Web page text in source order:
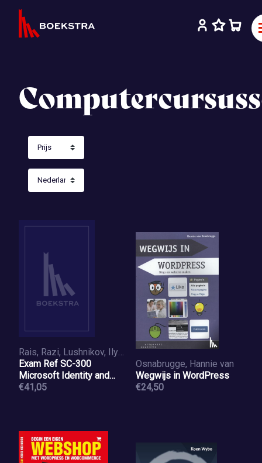
Rais, Razi, Lushnikov, Ilya, Bisht, Jeevan, Chilakapati, Padma
Exam Ref SC-300
Microsoft Identity and
Access Administrator
€41,05
Osnabrugge, Hannie van
Wegwijs in WordPress
€24,50